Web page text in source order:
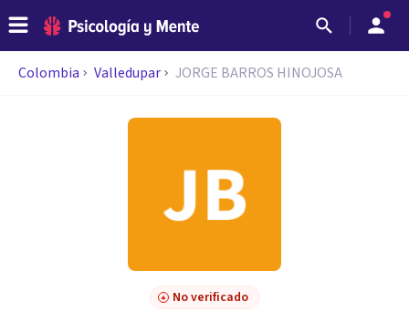
Colombia Valledupar JORGE BARROS HINOJOSA
No verificado